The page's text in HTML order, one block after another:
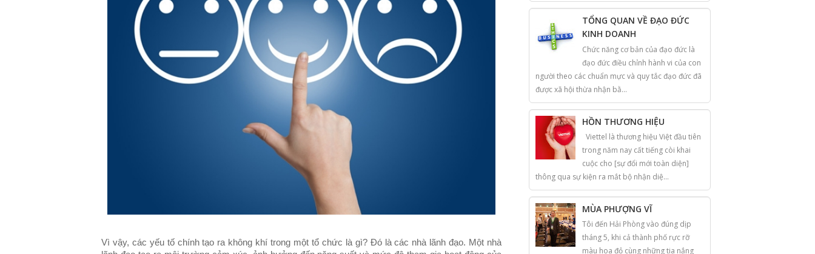
Vì vậy, các yếu tố chính tạo ra không khí trong một tổ chức là gì? Đó là các nhà lãnh đạo. Một nhà
TỔNG QUAN VỀ ĐẠO ĐỨC
KINH DOANH
Chức năng cơ bản của đạo đức là
đạo đức điều chỉnh hành vi của con
người theo các chuẩn mực và quy tắc đạo đức đã
được xã hội thừa nhận bằ...
HỒN THƯƠNG HIỆU
Viettel là thương hiệu Việt đầu tiên
trong năm nay cất tiếng còi khai
cuộc cho [sự đổi mới toàn diện]
thông qua sự kiện ra mắt bộ nhận diệ...
MÙA PHƯỢNG VĨ
Tôi đến Hải Phòng vào đúng dịp
tháng 5, khi cả thành phố rực rỡ
màu hoa đỏ cùng những tia nắng